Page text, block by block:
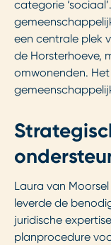
categorie
een centrale plek
de Horsterhoeve,
omwonenden.
Laura van
leverde de
juridische
planprocedure